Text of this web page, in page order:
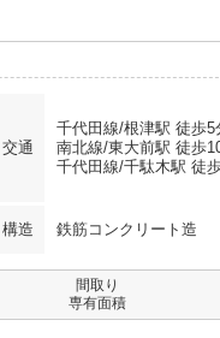
交通
千代田線/根津駅 徒歩5
南北線/東大前駅 徒歩
千代田線/千駄木駅 徒
構造 鉄筋コンクリート造
間取り
専有面積